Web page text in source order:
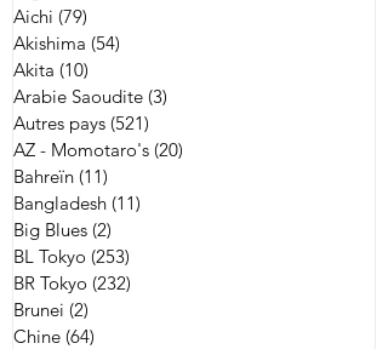
Aichi (79)
Akishima (54)
Akita (10)
Arabie Saoudite (3)
Autres pays (521)
AZ - Momotaro's (20)
Bahreïn (11)
Bangladesh (11)
Big Blues (2)
BL Tokyo (253)
BR Tokyo (232)
Brunei (2)
Chine (64)